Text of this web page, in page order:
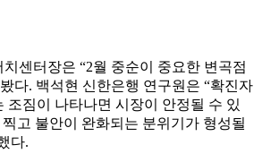
센터장은 “2월 중순이 중요한 변곡점
다. 백석현 신한은행 연구원은 “확진자
조짐이 나타나면 시장이 안정될 수 있
찍고 불안이 완화되는 분위기가 형성될
다.